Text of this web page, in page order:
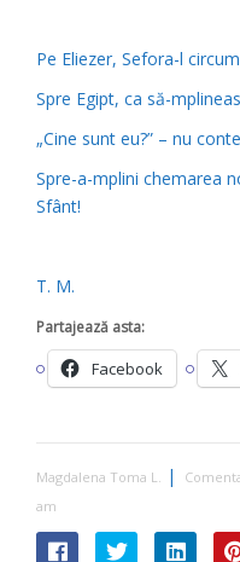
Pe Eliezer, Sefora-l
Spre Egipt, ca să-
„Cine sunt eu?” – nu
Spre-a-mplini chemarea
Sfânt!
T. M.
Partajează asta:
Facebook
Magdalena Toma L. |
am